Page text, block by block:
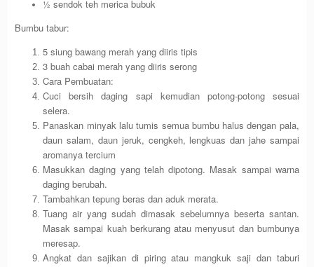
½ sendok teh merica bubuk
Bumbu tabur:
5 siung bawang merah yang diiris tipis
3 buah cabai merah yang diiris serong
Cara Pembuatan:
Cuci bersih daging sapi kemudian potong-potong sesuai
selera.
Panaskan minyak lalu tumis semua bumbu halus dengan pala,
daun salam, daun jeruk, cengkeh, lengkuas dan jahe sampai
aromanya tercium
Masukkan daging yang telah dipotong. Masak sampai warna
daging berubah.
Tambahkan tepung beras dan aduk merata.
Tuang air yang sudah dimasak sebelumnya beserta santan.
Masak sampai kuah berkurang atau menyusut dan bumbunya
meresap.
Angkat dan sajikan di piring atau mangkuk saji dan taburi